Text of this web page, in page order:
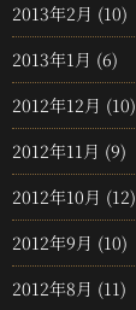
2013年2月 (10)
2013年1月 (6)
2012年12月 (10)
2012年11月 (9)
2012年10月 (12)
2012年9月 (10)
2012年8月 (11)